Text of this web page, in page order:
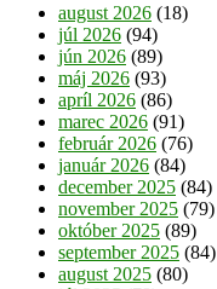
august 2026 (18)
júl 2026 (94)
jún 2026 (89)
máj 2026 (93)
apríl 2026 (86)
marec 2026 (91)
február 2026 (76)
január 2026 (84)
december 2025 (84)
november 2025 (79)
október 2025 (89)
september 2025 (84)
august 2025 (80)